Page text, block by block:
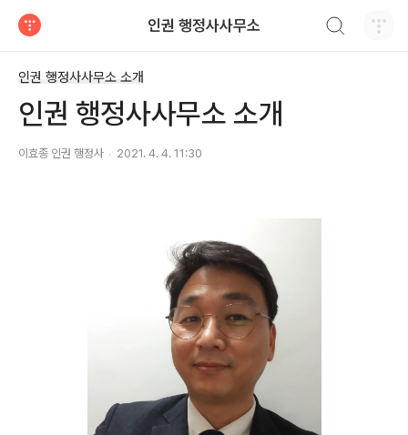
인권 행정사사무소
인권 행정사사무소 소개
인권 행정사사무소 소개
이효종 인권 행정사 2021. 4. 4. 11:30